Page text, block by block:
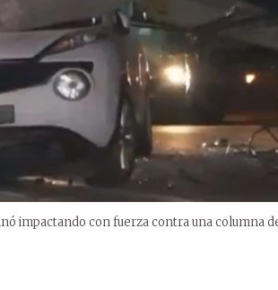
impactando con fuerza contra una columna